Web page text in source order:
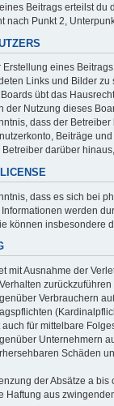
Beitrags erteilst
nach Punkt 2,
Erstellung eines
Links und Bilder zu
übt das
der Nutzung dieses
dass der
Beiträge
Betreiber darüber
dass es sich bei
werden
können insbesondere
mit Ausnahme der
Verbrauchern
auch für mittelbare
Unternehmern
Schäden
der Absätze a
Haftung aus